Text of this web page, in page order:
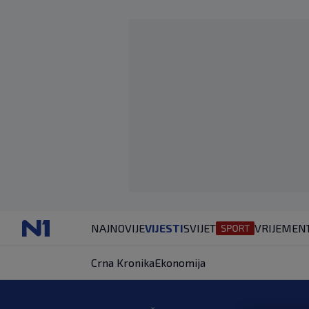
NAJNOVIJEVIJESTISVIJET VRIJEME
Crna KronikaEkonomija